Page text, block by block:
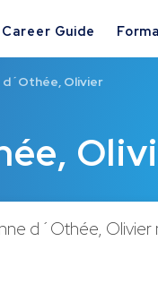
Career Guide
d´Othée, Olivier
d´Othée, Olivier